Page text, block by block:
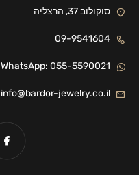
סוקולוב 37, הרצליה
09-9541604
WhatsApp: 055-5590021
info@bardor-jewelry.co.il